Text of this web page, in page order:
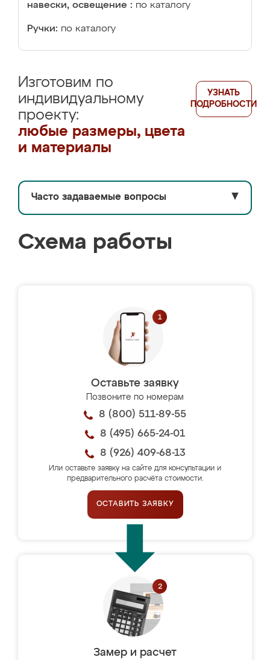
навески, освещение : по каталогу
Ручки: по каталогу
Изготовим по
индивидуальному
проекту:
любые размеры, цвета
и материалы
УЗНАТЬ
ПОДРОБНОСТИ
Часто задаваемые вопросы ▼
Схема работы
Оставьте заявку
Позвоните по номерам
8 (800) 511-89-55
8 (495) 665-24-01
8 (926) 409-68-13
Или оставьте заявку на сайте для консультации и
предварительного расчёта стоимости.
ОСТАВИТЬ ЗАЯВКУ
Замер и расчет